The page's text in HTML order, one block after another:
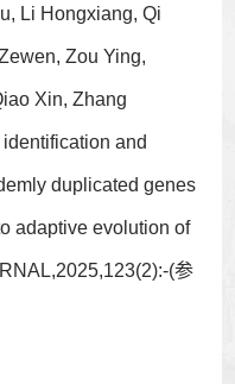
Li Hongxiang, Qi
Zou Ying,
Xin, Zhang
and
duplicated genes
adaptive evolution of
(参